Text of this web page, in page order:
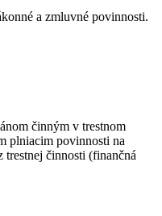
a zmluvné povinnosti.
činným v trestnom
plniacim povinnosti na
trestnej činnosti (finančná